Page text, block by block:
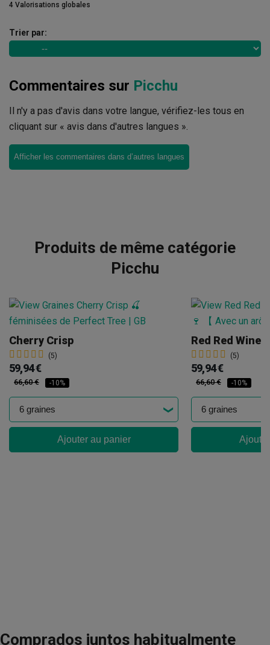
4 Valorisations globales
Trier par:
Commentaires sur Picchu
Il n'y a pas d'avis dans votre langue, vérifiez-les tous en
cliquant sur « avis dans d'autres langues ».
Afficher les commentaires dans d’autres langues
Produits de même catégorie
Picchu
Cherry Crisp
(5)
59,94 €
66,60 € -10%
Ajouter au panier
Red Red Wine
(5)
59,94 €
66,60 € -10%
Comprados juntos habitualmente